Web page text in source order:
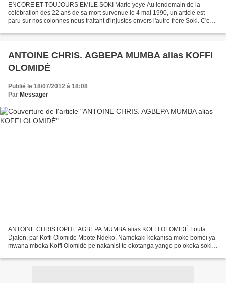
ENCORE ET TOUJOURS EMILE SOKI Marie yeye Au lendemain de la
célébration des 22 ans de sa mort survenue le 4 mai 1990, un article est
paru sur nos colonnes nous traitant d'injustes envers l'autre frère Soki. C'est
ANTOINE CHRIS. AGBEPA MUMBA alias KOFFI
OLOMIDÉ
Publié le 18/07/2012 à 18:08
Par Messager
ANTOINE CHRISTOPHE AGBEPA MUMBA alias KOFFI OLOMIDÉ Fouta
Djalon, par Koffi Olomide Mbote Ndeko, Namekaki kokanisa moke bomoi ya
mwana mboka Koffi Olomidé pe nakanisi te okotanga yango po okoka soki